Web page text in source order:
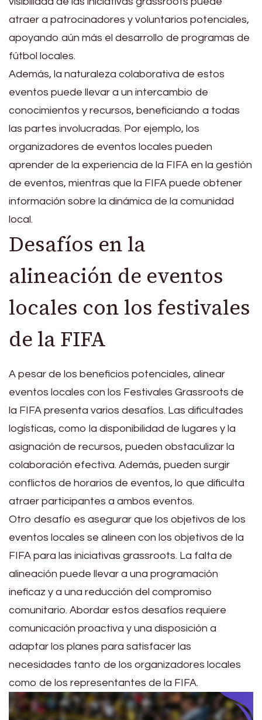
atraer a patrocinadores y voluntarios potenciales,
apoyando aún más el desarrollo de programas de
fútbol locales.
Además, la naturaleza colaborativa de estos
eventos puede llevar a un intercambio de
conocimientos y recursos, beneficiando a todas
las partes involucradas. Por ejemplo, los
organizadores de eventos locales pueden
aprender de la experiencia de la FIFA en la gestión
de eventos, mientras que la FIFA puede obtener
información sobre la dinámica de la comunidad
local.
Desafíos en la
alineación de eventos
locales con los festivales
de la FIFA
A pesar de los beneficios potenciales, alinear
eventos locales con los Festivales Grassroots de
la FIFA presenta varios desafíos. Las dificultades
logísticas, como la disponibilidad de lugares y la
asignación de recursos, pueden obstaculizar la
colaboración efectiva. Además, pueden surgir
conflictos de horarios de eventos, lo que dificulta
atraer participantes a ambos eventos.
Otro desafío es asegurar que los objetivos de los
eventos locales se alineen con los objetivos de la
FIFA para las iniciativas grassroots. La falta de
alineación puede llevar a una programación
ineficaz y a una reducción del compromiso
comunitario. Abordar estos desafíos requiere
comunicación proactiva y una disposición a
adaptar los planes para satisfacer las
necesidades tanto de los organizadores locales
como de los representantes de la FIFA.